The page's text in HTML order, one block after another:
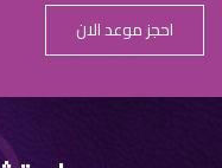
احجز موعد الان